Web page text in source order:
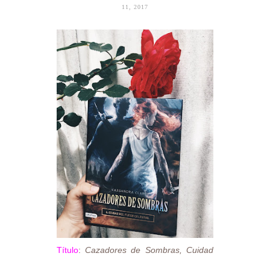
11, 2017
Título:Cazadores de Sombras, Cuidad